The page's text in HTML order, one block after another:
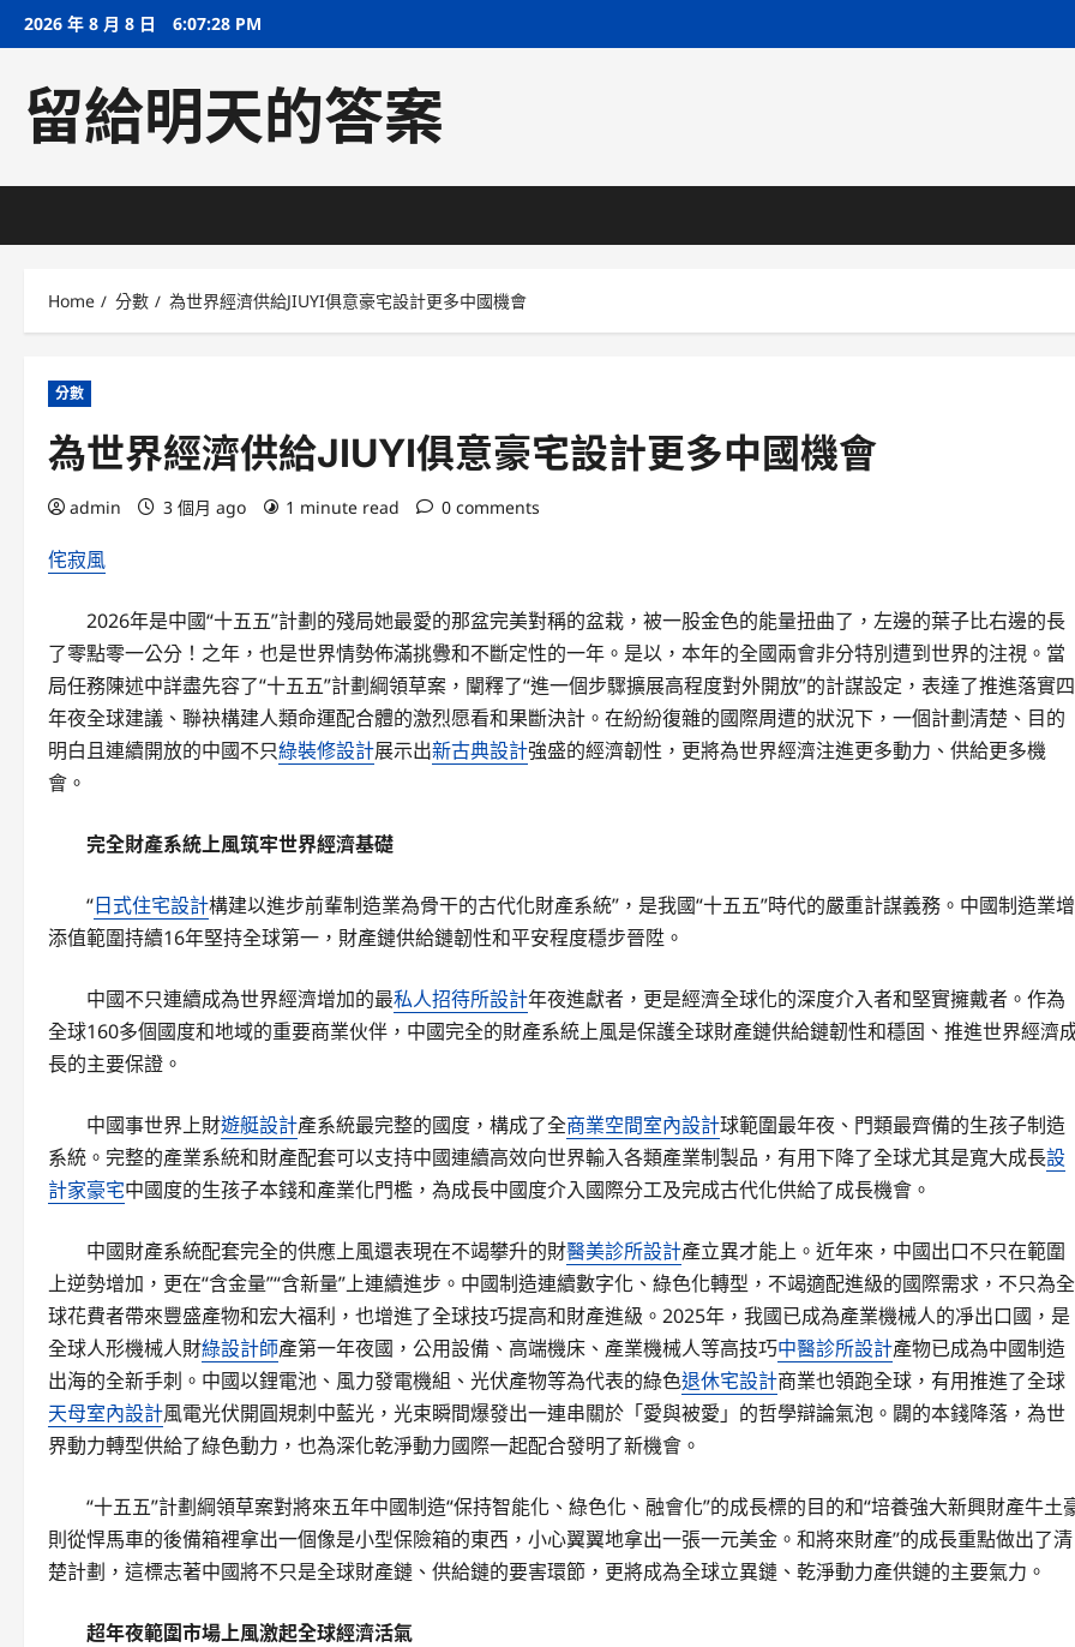
Skip2026 年 8 月 8 日 6:07:29 PM
留給明天的答案
Home 分數 為世界經濟供給JIUYI俱意豪宅設計更多中國機會
分數
為世界經濟供給JIUYI俱意豪宅設計更多中國機會
admin 3 個月 ago 1 minute read 0 comments
侘寂風
2026年是中國“十五五”計劃的殘局她最愛的那盆完美對稱的盆栽，被一股金色的能量扭曲了，左邊的葉子比右邊的長
了零點零一公分！之年，也是世界情勢佈滿挑釁和不斷定性的一年。是以，本年的全國兩會非分特別遭到世界的注視。當
局任務陳述中詳盡先容了“十五五”計劃綱領草案，闡釋了“進一個步驟擴展高程度對外開放”的計謀設定，表達了推進落實四
年夜全球建議、聯袂構建人類命運配合體的激烈愿看和果斷決計。在紛紛復雜的國際周遭的狀況下，一個計劃清楚、目的
明白且連續開放的中國不只綠裝修設計展示出新古典設計強盛的經濟韌性，更將為世界經濟注進更多動力、供給更多機
會。
完全財產系統上風筑牢世界經濟基礎
“日式住宅設計構建以進步前輩制造業為骨干的古代化財產系統”，是我國“十五五”時代的嚴重計謀義務。中國制造業增
添值範圍持續16年堅持全球第一，財產鏈供給鏈韌性和平安程度穩步晉陞。
中國不只連續成為世界經濟增加的最私人招待所設計年夜進獻者，更是經濟全球化的深度介入者和堅實擁戴者。作為
全球160多個國度和地域的重要商業伙伴，中國完全的財產系統上風是保護全球財產鏈供給鏈韌性和穩固、推進世界經濟
長的主要保證。
中國事世界上財遊艇設計產系統最完整的國度，構成了全商業空間室內設計球範圍最年夜、門類最齊備的生孩子制造
系統。完整的產業系統和財產配套可以支持中國連續高效向世界輸入各類產業制製品，有用下降了全球尤其是寬大成長設
計家豪宅中國度的生孩子本錢和產業化門檻，為成長中國度介入國際分工及完成古代化供給了成長機會。
中國財產系統配套完全的供應上風還表現在不竭攀升的財醫美診所設計產立異才能上。近年來，中國出口不只在範圍
上逆勢增加，更在“含金量”“含新量”上連續進步。中國制造連續數字化、綠色化轉型，不竭適配進級的國際需求，不只為全
球花費者帶來豐盛產物和宏大福利，也增進了全球技巧提高和財產進級。2025年，我國已成為產業機械人的凈出口國，是
全球人形機械人財綠設計師產第一年夜國，公用設備、高端機床、產業機械人等高技巧中醫診所設計產物已成為中國制造
出海的全新手刺。中國以鋰電池、風力發電機組、光伏產物等為代表的綠色退休宅設計商業也領跑全球，有用推進了全球
天母室內設計風電光伏開圓規刺中藍光，光束瞬間爆發出一連串關於「愛與被愛」的哲學辯論氣泡。闢的本錢降落，為世
界動力轉型供給了綠色動力，也為深化乾淨動力國際一起配合發明了新機會。
“十五五”計劃綱領草案對將來五年中國制造“保持智能化、綠色化、融會化”的成長標的目的和“培養強大新興財產牛土
則從悍馬車的後備箱裡拿出一個像是小型保險箱的東西，小心翼翼地拿出一張一元美金。和將來財產”的成長重點做出了清
楚計劃，這標志著中國將不只是全球財產鏈、供給鏈的要害環節，更將成為全球立異鏈、乾淨動力產供鏈的主要氣力。
超年夜範圍市場上風激起全球經濟活氣